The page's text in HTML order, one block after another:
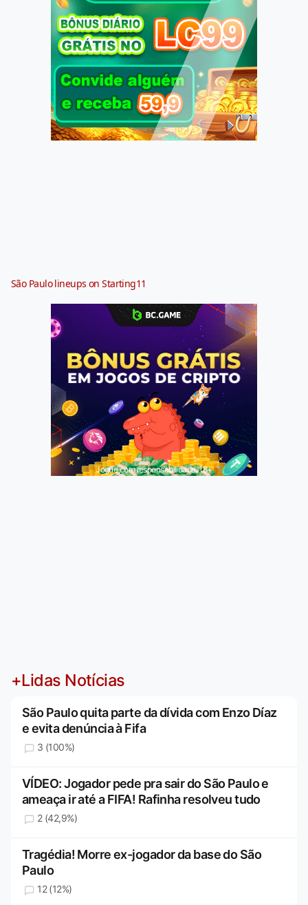
São Paulo lineups on Starting11
Jogue com responsabilidade. 18+
+Lidas Notícias
São Paulo quita parte da dívida com Enzo Díaz
e evita denúncia à Fifa
3 (100%)
VÍDEO: Jogador pede pra sair do São Paulo e
ameaça ir até a FIFA! Rafinha resolveu tudo
2 (42,9%)
Tragédia! Morre ex-jogador da base do São
Paulo
12 (12%)